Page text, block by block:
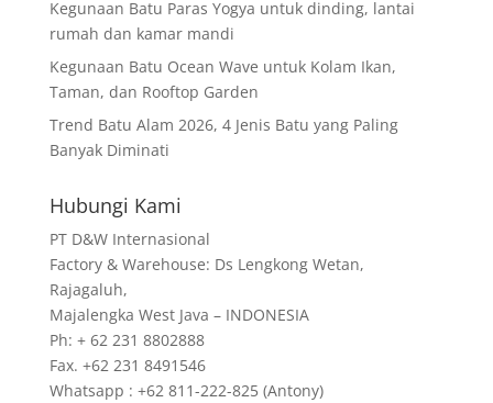
Kegunaan Batu Paras Yogya untuk dinding, lantai
rumah dan kamar mandi
Kegunaan Batu Ocean Wave untuk Kolam Ikan,
Taman, dan Rooftop Garden
Trend Batu Alam 2026, 4 Jenis Batu yang Paling
Banyak Diminati
Hubungi Kami
PT D&W Internasional
Factory & Warehouse: Ds Lengkong Wetan,
Rajagaluh,
Majalengka West Java – INDONESIA
Ph: + 62 231 8802888
Fax. +62 231 8491546
Whatsapp : +62 811-222-825 (Antony)